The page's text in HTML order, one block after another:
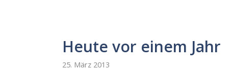
Heute vor einem Jahr
25. März 2013